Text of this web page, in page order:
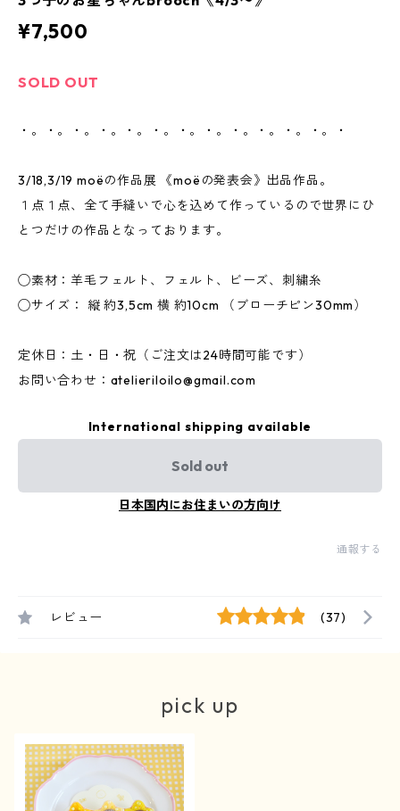
¥7,500
SOLD OUT
・。・。・。・。・。・。・。・。・。・。・。・。・
3/18,3/19 moëの作品展 《moëの発表会》出品作品。
１点１点、全て手縫いで心を込めて作っているので世界にひ
とつだけの作品となっております。
◯素材：羊毛フェルト、フェルト、ビーズ、刺繍糸
◯サイズ： 縦 約3,5cm 横 約10cm （ブローチピン30mm）
定休日：土・日・祝（ご注文は24時間可能です）
お問い合わせ： atelieriloilo@gmail.com
International shipping available
Sold out
日本国内にお住まいの方向け
通報する
レビュー (37)
pick up